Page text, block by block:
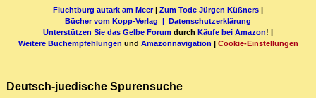
Fluchtburg autark am Meer| Zum Tode Jürgen Küßners |
Bücher vom Kopp-Verlag | Datenschutzerklärung
Unterstützen Sie das Gelbe Forum durch Käufe bei Amazon! |
Weitere Buchempfehlungen und Amazonnavigation | Cookie-Einstellungen
Deutsch-juedische Spurensuche